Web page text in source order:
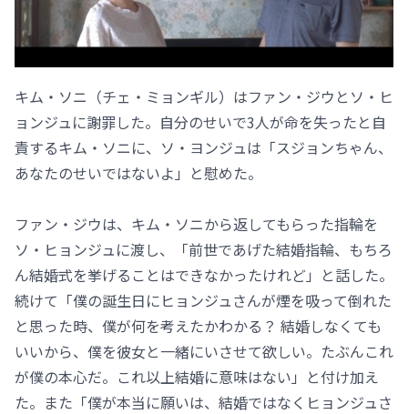
キム・ソニ（チェ・ミョンギル）はファン・ジウとソ・ヒ
ョンジュに謝罪した。自分のせいで3人が命を失ったと自
責するキム・ソニに、ソ・ヨンジュは「スジョンちゃん、
あなたのせいではないよ」と慰めた。
ファン・ジウは、キム・ソニから返してもらった指輪を
ソ・ヒョンジュに渡し、「前世であげた結婚指輪、もちろ
ん結婚式を挙げることはできなかったけれど」と話した。
続けて「僕の誕生日にヒョンジュさんが煙を吸って倒れた
と思った時、僕が何を考えたかわかる？ 結婚しなくても
いいから、僕を彼女と一緒にいさせて欲しい。たぶんこれ
が僕の本心だ。これ以上結婚に意味はない」と付け加え
た。また「僕が本当に願いは、結婚ではなくヒョンジュさ